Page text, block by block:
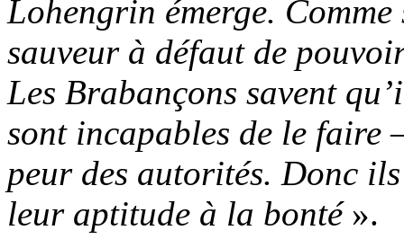
Lohengrin émerge.
sauveur à défaut de
Les Brabançons savent
sont incapables de le faire
peur des autorités. Donc
leur aptitude à la bonté».